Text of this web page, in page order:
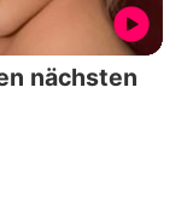
nächsten